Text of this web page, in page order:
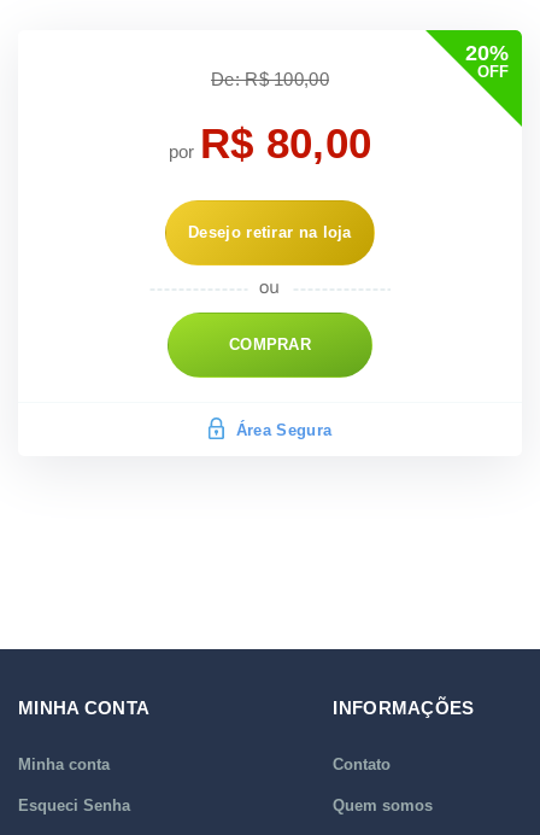
20%
OFF
De: R$ 100,00
por R$ 80,00
Desejo retirar na loja
COMPRAR
Área Segura
MINHA CONTA
Minha conta
Esqueci Senha
INFORMAÇÕES
Contato
Quem somos